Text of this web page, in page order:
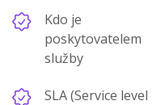
Kdo je
poskytovatelem
služby
SLA (Service level